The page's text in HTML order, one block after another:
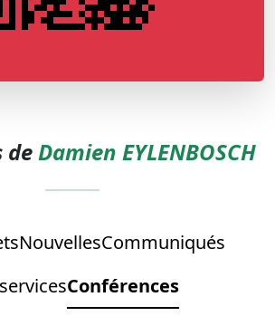
deDamien EYLENBOSCH
NouvellesCommuniqués
Conférences